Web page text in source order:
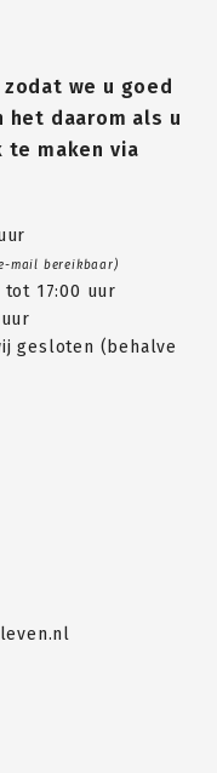
we u goed
het daarom als u
te maken via
mail bereikbaar)
tot 17:00 uur
gesloten (behalve